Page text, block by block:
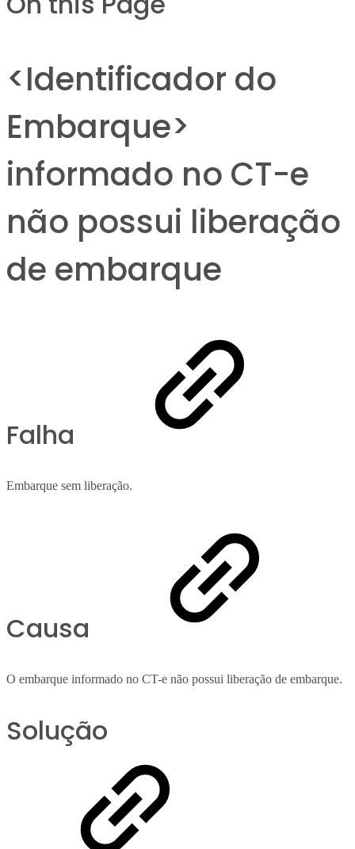
<Identificador do
Embarque>
informado no CT-e
não possui liberação
de embarque
Falha
Embarque sem liberação.
Causa
O embarque informado no CT-e não possui liberação de embarque.
Solução